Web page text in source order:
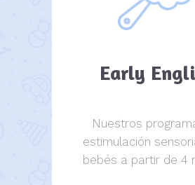
Early
Nuestros
estimulación
bebés a partir de 4